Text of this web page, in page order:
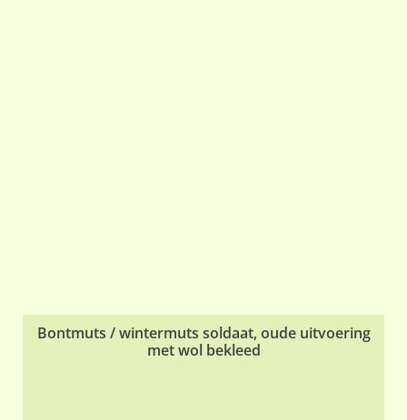
Bontmuts / wintermuts soldaat, oude uitvoering
met wol bekleed